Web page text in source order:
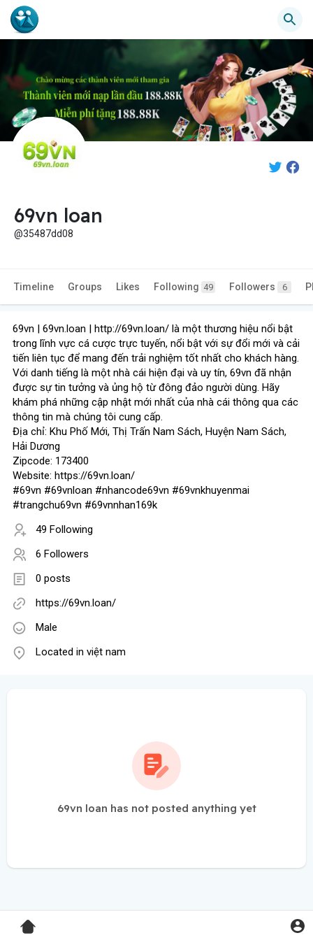
69vn loan
@35487dd08
Timeline Groups Likes Following 49 Followers 6
69vn | 69vn.loan | http://69vn.loan/ là một thương hiệu nổi bật
trong lĩnh vực cá cược trực tuyến, nổi bật với sự đổi mới và cải
tiến liên tục để mang đến trải nghiệm tốt nhất cho khách hàng.
Với danh tiếng là một nhà cái hiện đại và uy tín, 69vn đã nhận
được sự tin tưởng và ủng hộ từ đông đảo người dùng. Hãy
khám phá những cập nhật mới nhất của nhà cái thông qua các
thông tin mà chúng tôi cung cấp.
Địa chỉ: Khu Phố Mới, Thị Trấn Nam Sách, Huyện Nam Sách,
Hải Dương
Zipcode: 173400
Website: https://69vn.loan/
#69vn #69vnloan #nhancode69vn #69vnkhuyenmai
#trangchu69vn #69vnnhan169k
49 Following
6 Followers
0 posts
https://69vn.loan/
Male
Located in việt nam
69vn loan has not posted anything yet